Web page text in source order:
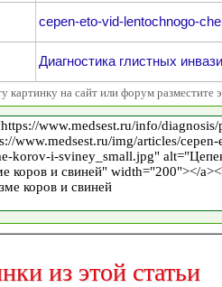
cepen-eto-vid-lentochnogo-
Диагностика глистных
картинку на сайт или форум разместите
из этой статьи